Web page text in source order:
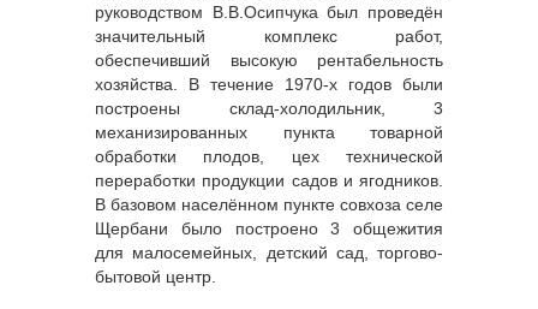
руководством В.В.Осипчука был проведён
значительный комплекс работ,
обеспечивший высокую рентабельность
хозяйства. В течение 1970-х годов были
построены склад-холодильник, 3
механизированных пункта товарной
обработки плодов, цех технической
переработки продукции садов и ягодников.
В базовом населённом пункте совхоза селе
Щербани было построено 3 общежития
для малосемейных, детский сад, торгово-
бытовой центр.